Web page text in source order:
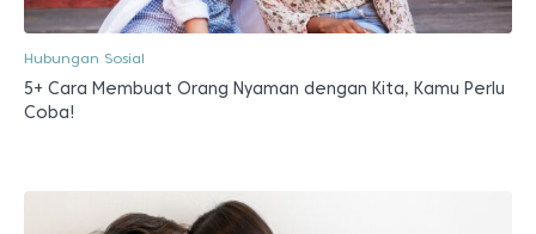
Hubungan Sosial
5+ Cara Membuat Orang Nyaman dengan Kita, Kamu Perlu
Coba!